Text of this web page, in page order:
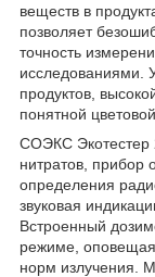
веществ в
позволяет
точность
исследованиями.
продуктов,
понятной
СОЭКС Экотестер
нитратов, прибор
определения
звуковая
Встроенный
режиме,
норм излучения.